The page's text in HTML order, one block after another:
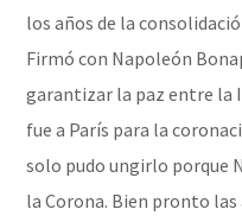
los años de la
Firmó con Napoleón
garantizar la paz entre la
fue a París para la
solo pudo ungirlo porque
la Corona. Bien pronto